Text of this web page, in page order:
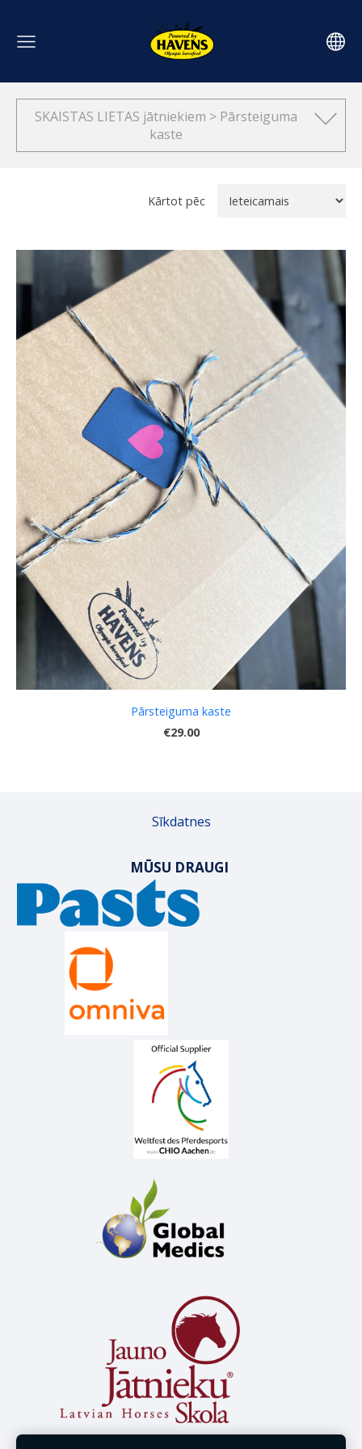
SKAISTAS LIETAS jātniekiem > Pārsteiguma
kaste
Kārtot pēc
Pārsteiguma kaste
€29.00
Sīkdatnes
MŪSU DRAUGI